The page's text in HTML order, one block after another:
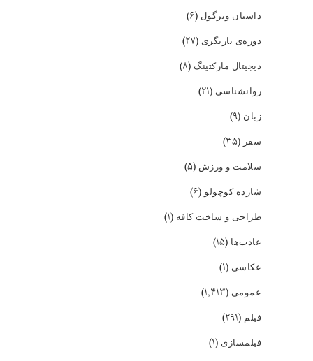
داستان ویرگول (۶)
دوره‌ی بازیگری (۲۷)
دیجیتال مارکتینگ (۸)
روانشناسی (۲۱)
زبان (۹)
سفر (۳۵)
سلامت و ورزش (۵)
شازده کوچولو(۶)
طراحی و ساخت کافه (۱)
عادت‌ها (۱۵)
عکاسی (۱)
عمومی (۱,۴۱۳)
فیلم (۲۹۱)
فیلمسازی (۱)